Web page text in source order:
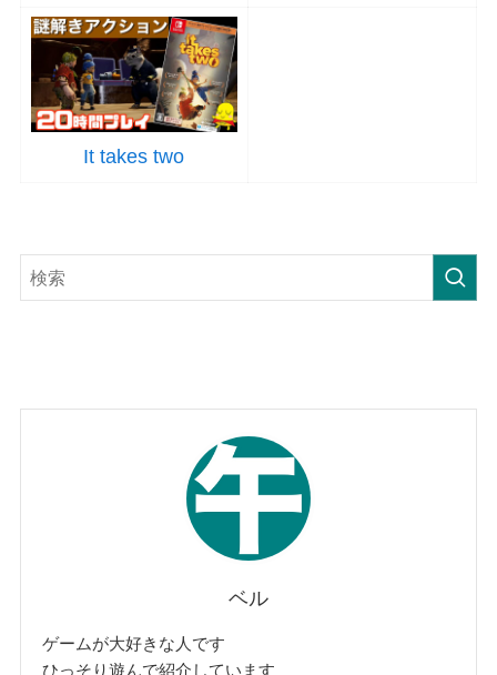
It takes two
ベル
ゲームが大好きな人です
ひっそり遊んで紹介しています